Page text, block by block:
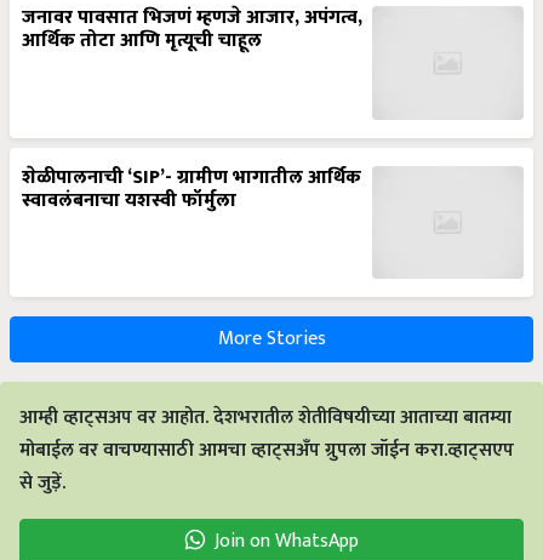
जनावर पावसात भिजणं म्हणजे आजार, अपंगत्व,
आर्थिक तोटा आणि मृत्यूची चाहूल
शेळीपालनाची ‘SIP’- ग्रामीण भागातील आर्थिक
स्वावलंबनाचा यशस्वी फॉर्मुला
More Stories
आम्ही व्हाट्सअप वर आहोत. देशभरातील शेतीविषयीच्या आताच्या बातम्या
मोबाईल वर वाचण्यासाठी आमचा व्हाट्सअँप ग्रुपला जॉईन करा.व्हाट्सएप
से जुड़ें.
Join on WhatsApp